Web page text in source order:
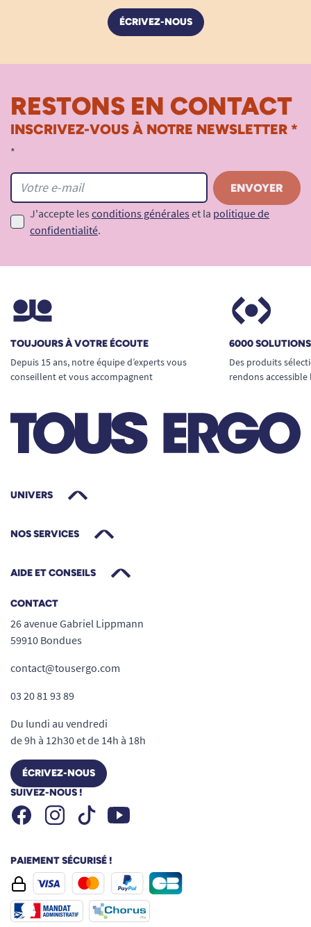
ÉCRIVEZ-NOUS
RESTONS EN CONTACT
INSCRIVEZ-VOUS À NOTRE NEWSLETTER *
*
J'accepte les conditions générales et la politique de
confidentialité.
TOUJOURS À VOTRE ÉCOUTE
Depuis 15 ans, notre équipe d’experts vous
conseillent et vous accompagnent
6000
Des produits
rendons
UNIVERS
NOS SERVICES
AIDE ET CONSEILS
CONTACT
26 avenue Gabriel Lippmann
59910 Bondues
contact@tousergo.com
03 20 81 93 89
Du lundi au vendredi
de 9h à 12h30 et de 14h à 18h
ÉCRIVEZ-NOUS
SUIVEZ-NOUS !
FacebookInstagramTiktok Youtube
PAIEMENT SÉCURISÉ !